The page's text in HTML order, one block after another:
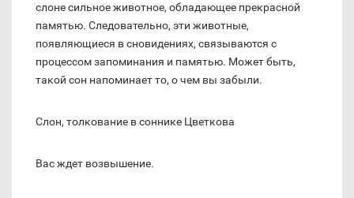
слоне сильное животное, обладающее прекрасной
памятью. Следовательно, эти животные,
появляющиеся в сновидениях, связываются с
процессом запоминания и памятью. Может быть,
такой сон напоминает то, о чем вы забыли.
Слон, толкование в соннике Цветкова
Вас ждет возвышение.